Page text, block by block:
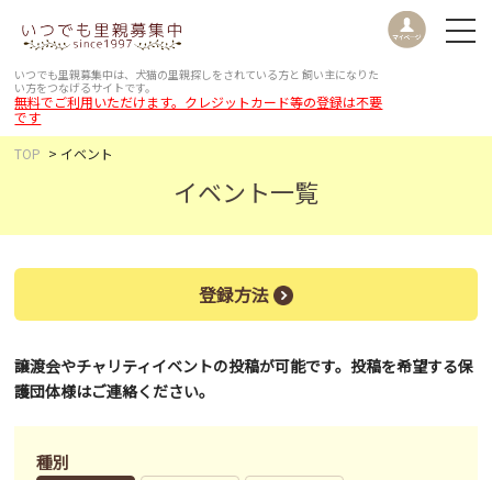
いつでも里親募集中は、犬猫の里親探しをされている方と 飼い主になりた
い方をつなげるサイトです。
無料でご利用いただけます。クレジットカード等の登録は不要
です
TOP
イベント
イベント一覧
登録方法
譲渡会やチャリティイベントの投稿が可能です。投稿を希望する保
護団体様はご連絡ください。
種別